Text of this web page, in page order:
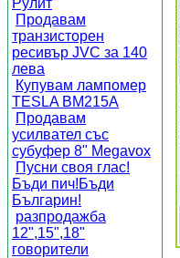
Рулит
Продавам
транзисторен
ресивър JVC за 140
лева
Купувам лампомер
TESLA BM215A
Продавам
усилвател със
субуфер 8" Megavox
Пусни своя глас!
Бъди пич!Бъди
Българин!
разпродажба
12",15",18"
говорители